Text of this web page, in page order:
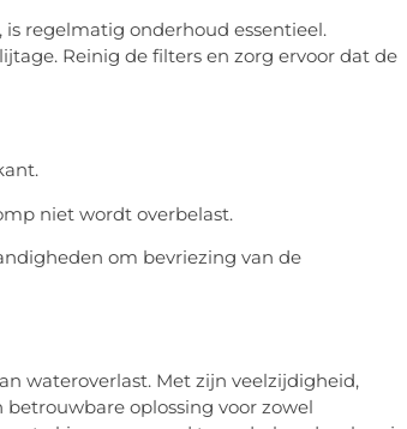
regelmatig onderhoud essentieel.
Reinig de filters en zorg ervoor dat de
niet wordt overbelast.
om bevriezing van de
wateroverlast. Met zijn veelzijdigheid,
oplossing voor zowel